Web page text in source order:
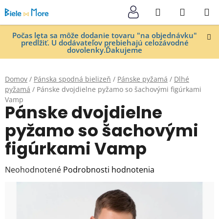
na
obsah
Počas leta sa môže dodanie tovaru "na objednávku"
predĺžiť. U dodávateľov prebiehajú celozávodné
dovolenky.Ďakujeme
Hľadať
KOŠÍK
Domov / Pánska spodná bielizeň / Pánske pyžamá / Dlhé
pyžamá / Pánske dvojdielne pyžamo so šachovými figúrkami
Vamp
Pánske dvojdielne
pyžamo so šachovými
figúrkami Vamp
Priemerné
hodnotenie
Neohodnotené Podrobnosti hodnotenia